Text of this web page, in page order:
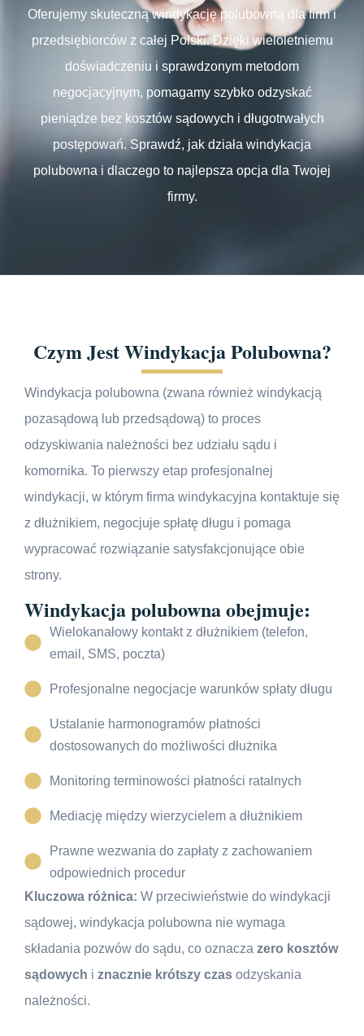
Oferujemy skuteczną windykację polubowną dla firm i
przedsiębiorców z całej Polski. Dzięki wieloletniemu
doświadczeniu i sprawdzonym metodom
negocjacyjnym, pomagamy szybko odzyskać
pieniądze bez kosztów sądowych i długotrwałych
postępowań. Sprawdź, jak działa windykacja
polubowna i dlaczego to najlepsza opcja dla Twojej
firmy.
Czym Jest Windykacja Polubowna?
Windykacja polubowna (zwana również windykacją
pozasądową lub przedsądową) to proces
odzyskiwania należności bez udziału sądu i
komornika. To pierwszy etap profesjonalnej
windykacji, w którym firma windykacyjna kontaktuje się
z dłużnikiem, negocjuje spłatę długu i pomaga
wypracować rozwiązanie satysfakcjonujące obie
strony.
Windykacja polubowna obejmuje:
Wielokanałowy kontakt z dłużnikiem (telefon,
email, SMS, poczta)
Profesjonalne negocjacje warunków spłaty długu
Ustalanie harmonogramów płatności
dostosowanych do możliwości dłużnika
Monitoring terminowości płatności ratalnych
Mediację między wierzycielem a dłużnikiem
Prawne wezwania do zapłaty z zachowaniem
odpowiednich procedur
Kluczowa różnica: W przeciwieństwie do windykacji
sądowej, windykacja polubowna nie wymaga
składania pozwów do sądu, co oznacza zero kosztów
sądowych i znacznie krótszy czas odzyskania
należności.